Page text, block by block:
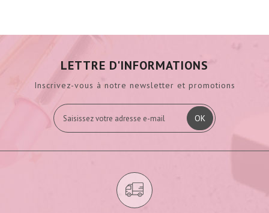
LETTRE D'INFORMATIONS
Inscrivez-vous à notre newsletter et promotions
OK